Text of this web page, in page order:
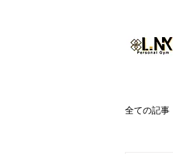
全ての記事